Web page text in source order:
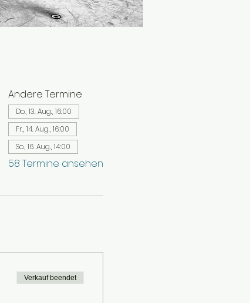
Andere Termine
Do., 13. Aug., 16:00
Fr., 14. Aug., 16:00
So., 16. Aug., 14:00
58 Termine ansehen
Verkauf beendet